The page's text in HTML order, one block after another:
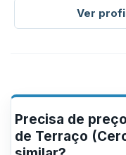
Ver
Precisa de
de Terraço